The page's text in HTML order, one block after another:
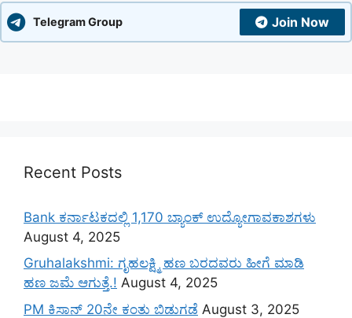
Telegram Group Join Now
Recent Posts
Bank ಕರ್ನಾಟಕದಲ್ಲಿ 1,170 ಬ್ಯಾಂಕ್ ಉದ್ಯೋಗಾವಕಾಶಗಳು
August 4, 2025
Gruhalakshmi: ಗೃಹಲಕ್ಷ್ಮಿ ಹಣ ಬರದವರು ಹೀಗೆ ಮಾಡಿ
ಹಣ ಜಮೆ‌ ಆಗುತ್ತೆ.! August 4, 2025
PM ಕಿಸಾನ್ 20ನೇ ಕಂತು ಬಿಡುಗಡೆ August 3, 2025